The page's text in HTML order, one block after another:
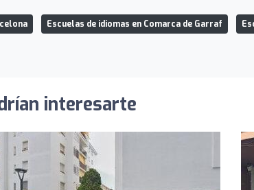
Escuelas de idiomas en Comarca de Garraf
interesarte